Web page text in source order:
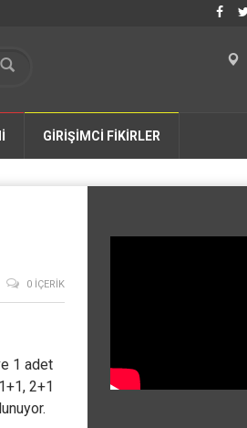
GİRİŞİMCİ FİKİRLER
0 İÇERIK
1 adet
2+1